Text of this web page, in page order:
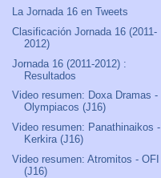
La Jornada 16 en Tweets
Clasificación Jornada 16 (2011-
2012)
Jornada 16 (2011-2012) :
Resultados
Video resumen: Doxa Dramas -
Olympiacos (J16)
Video resumen: Panathinaikos -
Kerkira (J16)
Video resumen: Atromitos - OFI
(J16)